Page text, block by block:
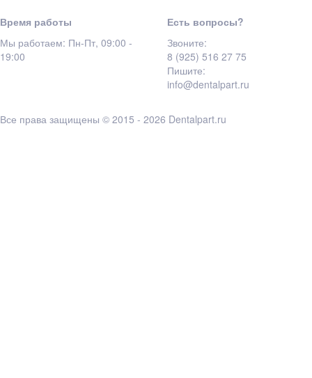
Время работы
Мы работаем: Пн-Пт, 09:00 -
19:00
Есть вопросы?
Звоните:
8 (925) 516 27 75
Пишите:
info@dentalpart.ru
Все права защищены © 2015 - 2026 Dentalpart.ru